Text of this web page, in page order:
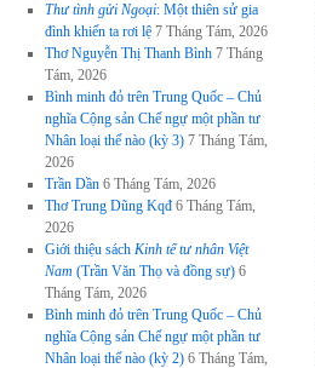
Thư tình gửi Ngoại: Một thiên sử gia
đình khiến ta rơi lệ 7 Tháng Tám, 2026
Thơ Nguyễn Thị Thanh Bình 7 Tháng
Tám, 2026
Bình minh đỏ trên Trung Quốc – Chủ
nghĩa Cộng sản Chế ngự một phần tư
Nhân loại thế nào (kỳ 3) 7 Tháng Tám,
2026
Trần Dần 6 Tháng Tám, 2026
Thơ Trung Dũng Kqđ 6 Tháng Tám,
2026
Giới thiệu sách Kinh tế tư nhân Việt
Nam (Trần Văn Thọ và đồng sự) 6
Tháng Tám, 2026
Bình minh đỏ trên Trung Quốc – Chủ
nghĩa Cộng sản Chế ngự một phần tư
Nhân loại thế nào (kỳ 2) 6 Tháng Tám,